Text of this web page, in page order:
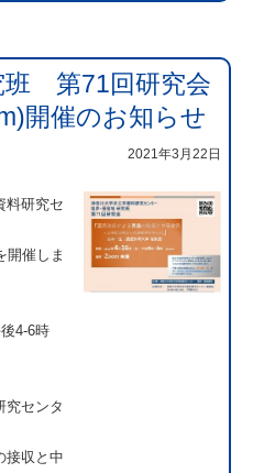
班 第71回研究会
開催のお知らせ
2021年3月22日
料研究セ
催しま
後4-6時
センタ
接収と中